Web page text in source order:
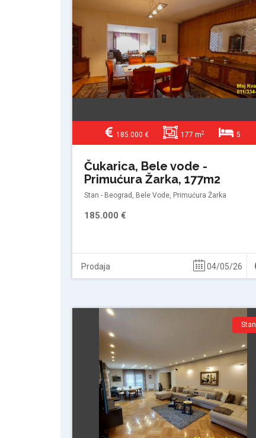
185.000 € 177 m2 5
Čukarica, Bele vode -
Primućura Žarka, 177m2
Stan - Beograd, Bele Vode, Primućura Žarka
185.000 €
Prodaja 04/05/26
Stan